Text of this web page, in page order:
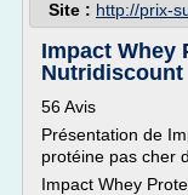
Site : http://prix-
Impact Whey
Nutridiscount
56 Avis
Présentation de
protéine pas cher
Impact Whey